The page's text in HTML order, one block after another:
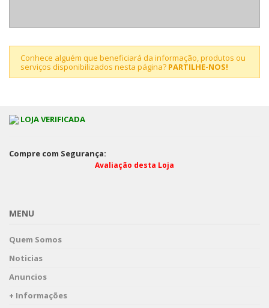
Conhece alguém que beneficiará da informação, produtos ou
serviços disponibilizados nesta página? PARTILHE-NOS!
LOJA VERIFICADA
Compre com Segurança:
Avaliação desta Loja
MENU
Quem Somos
Noticias
Anuncios
+ Informações